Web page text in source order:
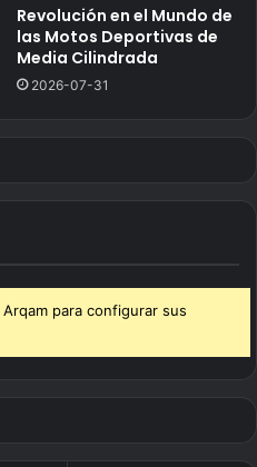
Revolución en el Mundo de
las Motos Deportivas de
Media Cilindrada
2026-07-31
para configurar sus